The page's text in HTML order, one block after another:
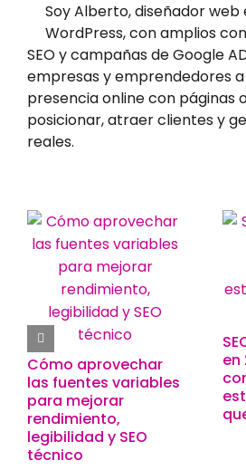
Soy Alberto, diseñador web
WordPress, con amplios
SEO y campañas de Google
empresas y emprendedores
presencia online con páginas
posicionar, atraer clientes y
reales.
Cómo aprovechar
las fuentes variables
para mejorar
rendimiento,
legibilidad y SEO
técnico
en